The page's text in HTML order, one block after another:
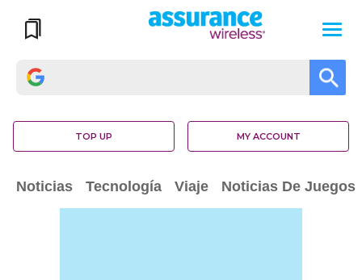
TOP UP MY ACCOUNT
Noticias Tecnología Viaje Noticias De Juegos